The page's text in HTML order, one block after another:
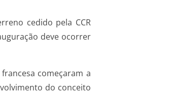
cedido pela CCR
deve ocorrer
começaram a
do conceito